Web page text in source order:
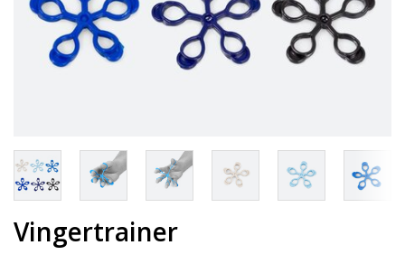
Vingertrainer